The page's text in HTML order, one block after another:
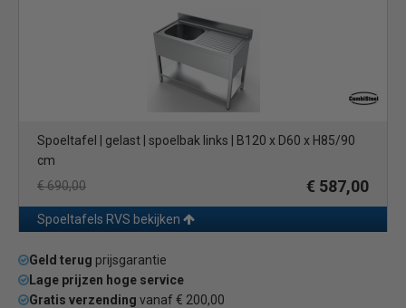
Spoeltafel | gelast | spoelbak links | B120 x D60 x H85/90
cm
€ 690,00
€ 587,00
Spoeltafels RVS bekijken
Geld terug prijsgarantie
Lage prijzen hoge service
Gratis verzending vanaf € 200,00